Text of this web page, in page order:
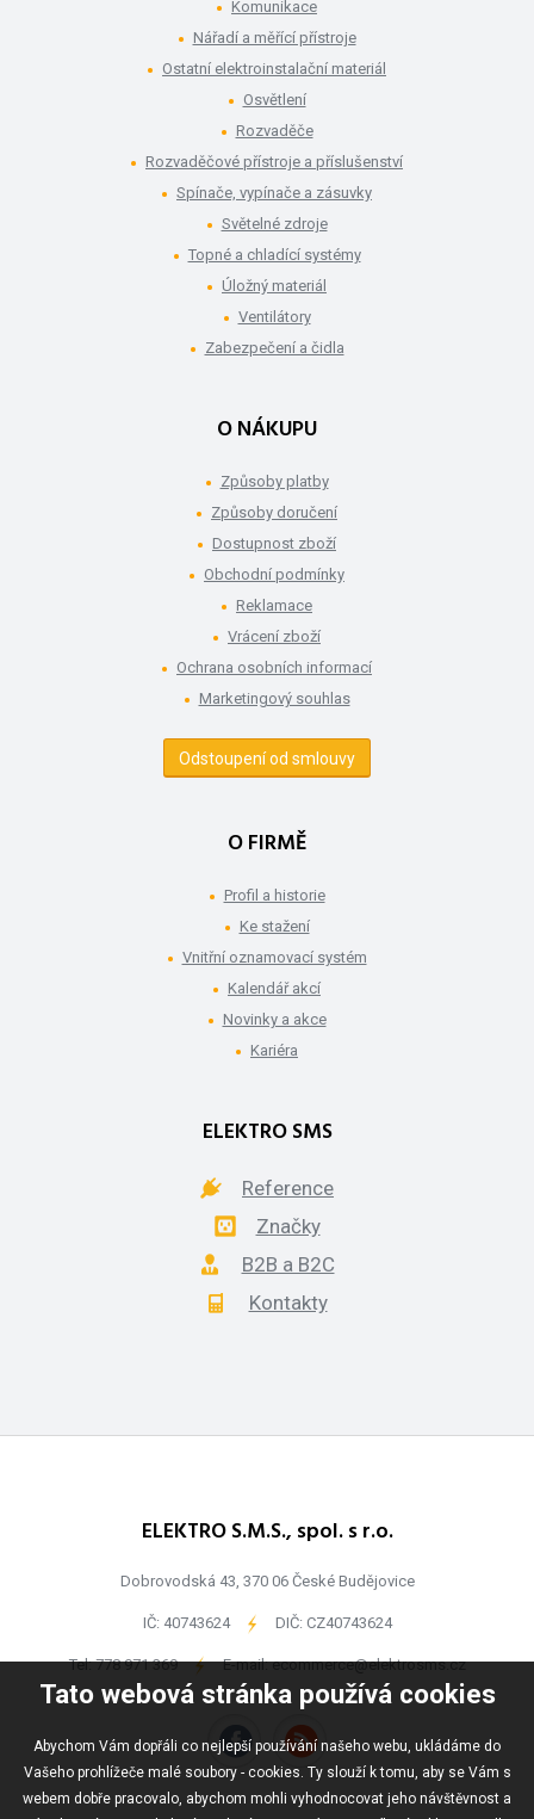
Tato webová stránka používá cookies
Abychom Vám dopřáli co nejlepší používání našeho webu, ukládáme do
Vašeho prohlížeče malé soubory - cookies. Ty slouží k tomu, aby se Vám s
webem dobře pracovalo, abychom mohli vyhodnocovat jeho návštěvnost a
Komunikace
Nářadí a měřící přístroje
Ostatní elektroinstalační materiál
Osvětlení
Rozvaděče
Rozvaděčové přístroje a příslušenství
Spínače, vypínače a zásuvky
Světelné zdroje
Topné a chladící systémy
Úložný materiál
Ventilátory
Zabezpečení a čidla
O NÁKUPU
Způsoby platby
Způsoby doručení
Dostupnost zboží
Obchodní podmínky
Reklamace
Vrácení zboží
Ochrana osobních informací
Marketingový souhlas
Odstoupení od smlouvy
O FIRMĚ
Profil a historie
Ke stažení
Vnitřní oznamovací systém
Kalendář akcí
Novinky a akce
Kariéra
ELEKTRO SMS
Reference
Značky
B2B a B2C
Kontakty
ELEKTRO S.M.S., spol. s r.o.
Dobrovodská 43, 370 06 České Budějovice
IČ: 40743624 - DIČ: CZ40743624
Tel:778 971 369 - E-mail:ecommerce@elektrosms.cz